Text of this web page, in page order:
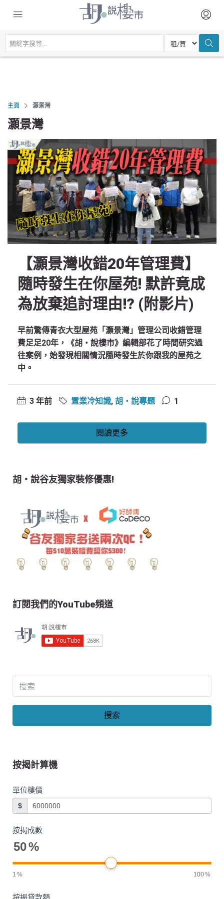
主頁 灝景灣
灝景灣
【灝景灣收錯20年管理費】
隨時發生在你屋苑! 默許竟成
為放棄追討理由!? (附影片)
早前驚傳青衣大型屋苑「灝景灣」管理公司收錯管理
費足足20年，《胡‧說樓市》編輯部花了時間研究過
往案例，始發現相關情況隨時發生於你跟我的屋苑之
中。
3 年前 置業冷知識, 胡‧說專題 1
閱讀更多
胡‧說谷友獨家裝修優惠!
訂閱我們的YouTube頻道
搜索
按揭計算機
單位樓價
$
按揭成數
50%
1 % 100%
按揭貸款額